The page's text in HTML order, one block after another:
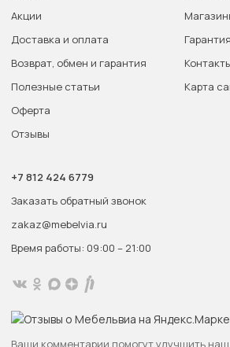
Акции
Доставка и оплата
Возврат, обмен и гарантия
Полезные статьи
Оферта
Отзывы
Карта
+7 812 424 6779
Заказать обратный звонок
zakaz@mebelvia.ru
Время работы: 09:00 – 21:00
Ваши комментарии помогут улучшить